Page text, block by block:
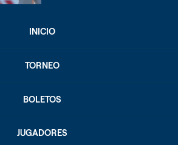
INICIO
TORNEO
BOLETOS
JUGADORES